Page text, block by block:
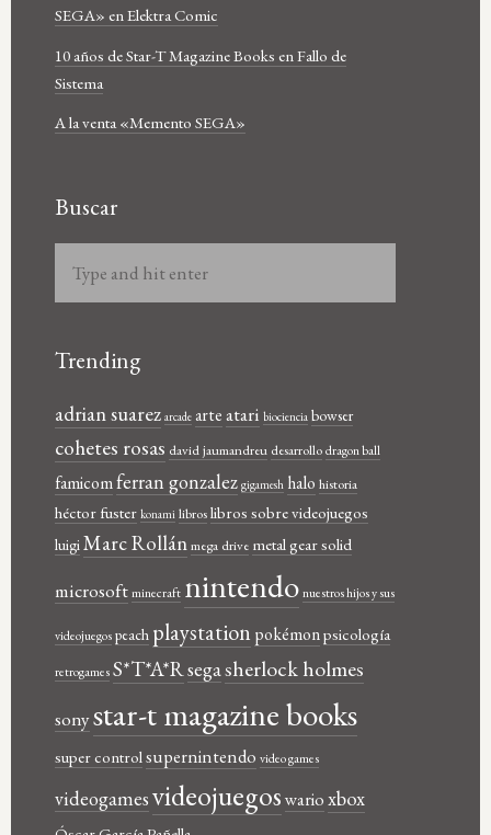
SEGA» en Elektra Comic
10 años de Star-T Magazine Books en Fallo de
Sistema
A la venta «Memento SEGA»
Buscar
Trending
adrian suarez arcade arteatari biociencia bowser
cohetes rosas david jaumandreu desarrollodragon ball
famicomferran gonzalez gigamesh halo historia
héctor fuster konami libroslibros sobre videojuegos
luigiMarc Rollánmega drive metal gear solid
microsoftminecraft nintendonuestros hijos y sus
videojuegospeach playstation pokémonpsicología
retrogamesS*T*A*Rsegasherlock holmes
sonystar-t magazine books
super controlsupernintendo video games
videogamesvideojuegoswarioxbox